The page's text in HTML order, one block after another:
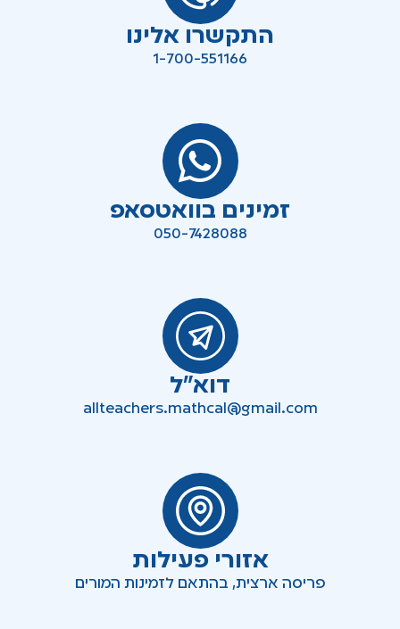
התקשרו אלינו
1-700-551166
זמינים בוואטסאפ
050-7428088
דוא"ל
allteachers.mathcal@gmail.com
אזורי פעילות
פריסה ארצית, בהתאם לזמינות המורים